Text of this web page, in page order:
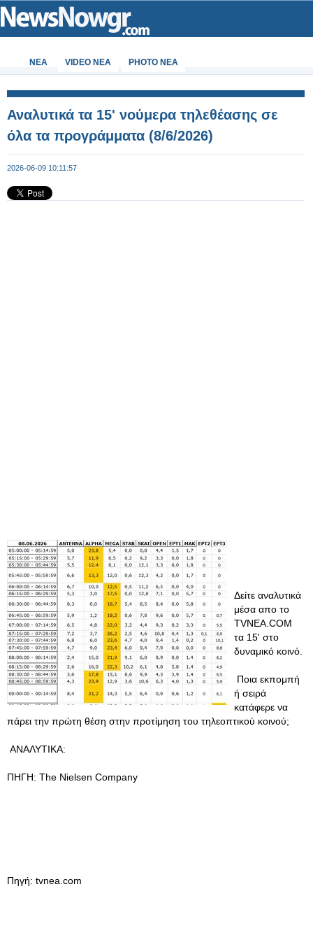
ΝΕΑ VIDEO NEA PHOTO NEA
Αναλυτικά τα 15' νούμερα τηλεθέασης σε
όλα τα προγράμματα (8/6/2026)
2026-06-09 10:11:57
Δείτε αναλυτικά
μέσα απο το
TVNEA.COM
τα 15' στο
δυναμικό κοινό.
Ποια εκπομπή
ή σειρά
κατάφερε να
πάρει την πρώτη θέση στην προτίμηση του τηλεοπτικού κοινού;
ΑΝΑΛΥΤΙΚΑ:
ΠΗΓΗ: The Nielsen Company
Πηγή: tvnea.com